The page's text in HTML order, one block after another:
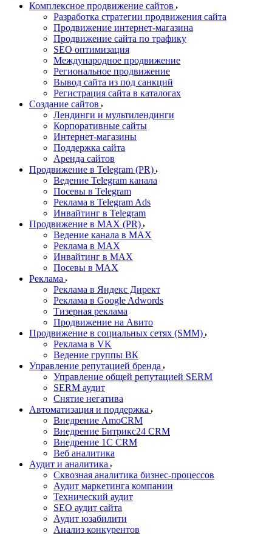
Комплексное продвижение сайтов
Разработка стратегии продвижения сайта
Продвижение интернет-магазина
Продвижение сайта по трафику
SEO оптимизация
Международное продвижение
Региональное продвижение
Вывод сайта из под санкций
Регистрация сайта в каталогах
Создание сайтов
Лендинги и мультилендинги
Корпоративные сайты
Интернет-магазины
Поддержка сайта
Аренда сайтов
Продвижение в Telegram (PR)
Ведение Telegram канала
Посевы в Telegram
Реклама в Telegram Ads
Инвайтинг в Telegram
Продвижение в MAX (PR)
Ведение канала в MAX
Реклама в MAX
Инвайтинг в MAX
Посевы в MAX
Реклама
Реклама в Яндекс Директ
Реклама в Google Adwords
Тизерная реклама
Продвижение на Авито
Продвижение в социальных сетях (SMM)
Реклама в VK
Ведение группы ВК
Управление репутацией бренда
Управление общей репутацией SERM
SERM аудит
Снятие негатива
Автоматизация и поддержка
Внедрение AmoCRM
Внедрение Битрикс24 CRM
Внедрение 1C CRM
Веб аналитика
Аудит и аналитика
Сквозная аналитика бизнес-процессов
Аудит маркетинга компании
Технический аудит
SEO аудит сайта
Аудит юзабилити
Анализ конкурентов